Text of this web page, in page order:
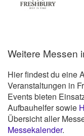
Weitere Messen
Hier findest du eine
Veranstaltungen in
Events bieten
Aufbauhelfer sowie
Übersicht aller
Messekalender.